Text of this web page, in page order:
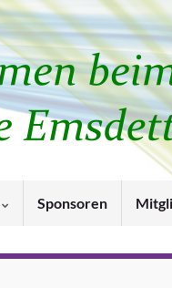
Sponsoren